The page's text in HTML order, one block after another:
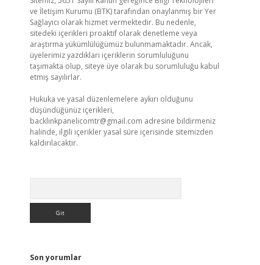
ve İletişim Kurumu (BTK) tarafından onaylanmış bir Yer
Sağlayıcı olarak hizmet vermektedir. Bu nedenle,
sitedeki içerikleri proaktif olarak denetleme veya
araştırma yükümlülüğümüz bulunmamaktadır. Ancak,
üyelerimiz yazdıkları içeriklerin sorumluluğunu
taşımakta olup, siteye üye olarak bu sorumluluğu kabul
etmiş sayılırlar.
Hukuka ve yasal düzenlemelere aykırı olduğunu
düşündüğünüz içerikleri,
backlinkpanelicomtr@gmail.com adresine bildirmeniz
halinde, ilgili içerikler yasal süre içerisinde sitemizden
kaldırılacaktır.
Son yorumlar